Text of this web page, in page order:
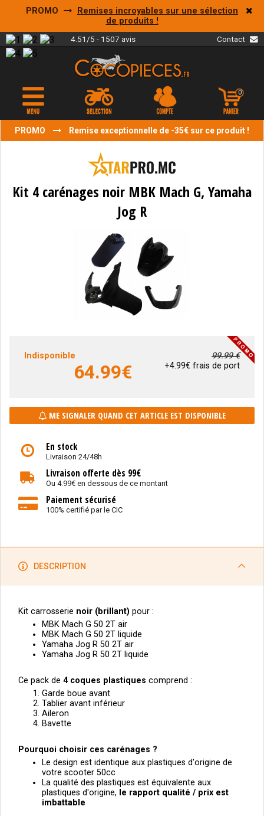
PROMO
Remises incroyables sur une sélection
de produits !
4.51/5 - 1507 avis Contact
0
PROMO Remise exceptionnelle de -35€ sur ce produit !
Kit 4 carénages noir MBK Mach G, Yamaha
Jog R
Indisponible 99.99 €
64.99€ +4.99€ frais de port
ME SIGNALER QUAND CET ARTICLE EST DISPONIBLE
En stock
Livraison 24/48h
Livraison offerte dès 99€
Ou 4.99€ en dessous de ce montant
Paiement sécurisé
100% certifié par le CIC
DESCRIPTION
Kit carrosserie noir (brillant) pour :
MBK Mach G 50 2T air
MBK Mach G 50 2T liquide
Yamaha Jog R 50 2T air
Yamaha Jog R 50 2T liquide
Ce pack de 4coques plastiques comprend :
Garde boue avant
Tablier avant inférieur
Aileron
Bavette
Pourquoi choisir ces carénages ?
Le design est identique aux plastiques d'origine de
votre scooter 50cc
La qualité des plastiques est équivalente aux
plastiques d'origine, le rapport qualité / prix est
imbattable